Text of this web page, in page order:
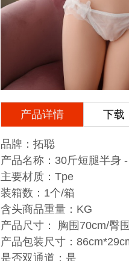
产品详情 下载
品牌：拓聪
产品名称：30斤短腿半身
主要材质：tpe
装箱数：1个/箱
含头商品重量：KG
产品尺寸：
胸围70cm/臀
产品包装尺寸：
是否双通道：是